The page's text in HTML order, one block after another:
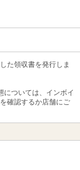
た領収書を発行しま
については、インボイ
確認するか店舗にご